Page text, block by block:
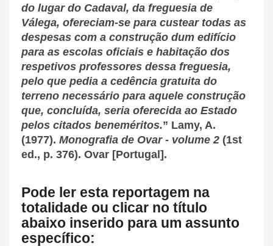
do lugar do Cadaval, da freguesia de
Válega, ofereciam-se para custear todas as
despesas com a construção dum edifício
para as escolas oficiais e habitação dos
respetivos professores dessa freguesia,
pelo que pedia a cedência gratuita do
terreno necessário para aquele construção
que, concluída, seria oferecida ao Estado
pelos citados beneméritos.” Lamy, A.
(1977). Monografia de Ovar - volume 2 (1st
ed., p. 376). Ovar [Portugal].
Pode ler esta reportagem na
totalidade ou clicar no título
abaixo inserido para um assunto
específico: